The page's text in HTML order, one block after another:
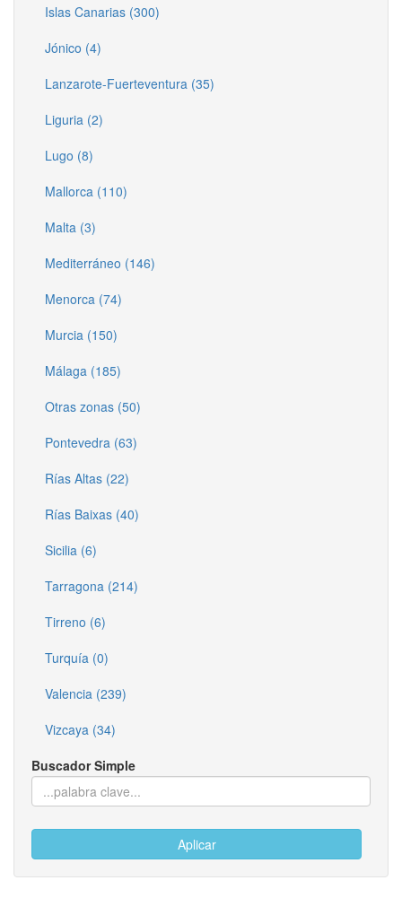
Islas Canarias (300)
Jónico (4)
Lanzarote-Fuerteventura (35)
Liguria (2)
Lugo (8)
Mallorca (110)
Malta (3)
Mediterráneo (146)
Menorca (74)
Murcia (150)
Málaga (185)
Otras zonas (50)
Pontevedra (63)
Rías Altas (22)
Rías Baixas (40)
Sicilia (6)
Tarragona (214)
Tirreno (6)
Turquía (0)
Valencia (239)
Vizcaya (34)
Buscador Simple
Aplicar